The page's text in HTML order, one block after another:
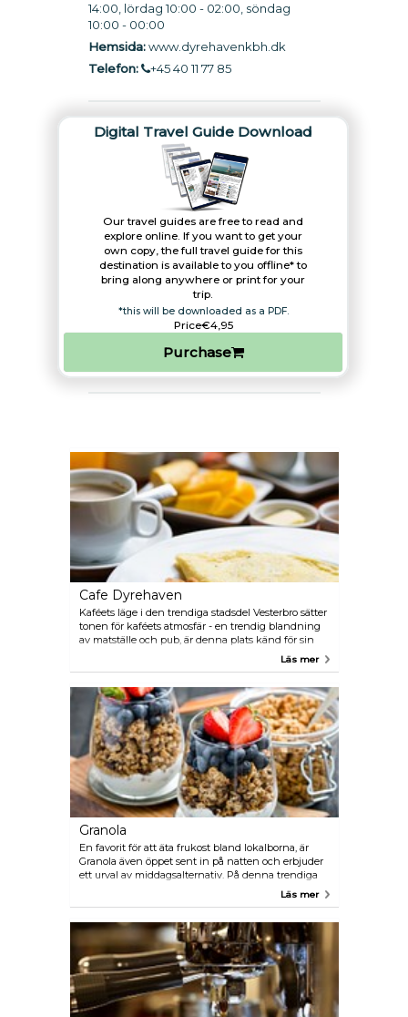
14:00, lördag 10:00 - 02:00, söndag
10:00 - 00:00
Hemsida: www.dyrehavenkbh.dk
Telefon:
+45 40 11 77 85
Digital Travel Guide Download
Our travel guides are free to read and
explore online. If you want to get your
own copy, the full travel guide for this
destination is available to you offline* to
bring along anywhere or print for your
trip.​
*this will be downloaded as a PDF.
Price€4,95
Purchase
Cafe Dyrehaven
Kaféets läge i den trendiga stadsdel Vesterbro sätter
tonen för kaféets atmosfär - en trendig blandning
av matställe och pub, är denna plats känd för sin
oklanderliga frukost och Morgenmadstallerken
av öl och vin.
Läs mer
Granola
En favorit för att äta frukost bland lokalborna, är
Granola även öppet sent in på natten och erbjuder
ett urval av middagsalternativ. På denna trendiga
restaurang kan man behöva få vänta på ett bord
Läs mer